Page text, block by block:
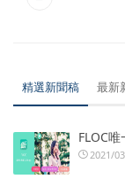
精選新聞稿 最新
FLOC
2021/